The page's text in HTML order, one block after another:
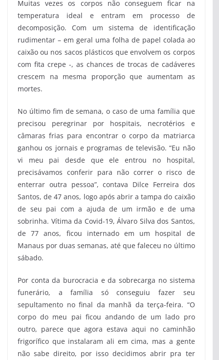
Muitas vezes os corpos não conseguem ficar na
temperatura ideal e entram em processo de
decomposição. Com um sistema de identificação
rudimentar – em geral uma folha de papel colada ao
caixão ou nos sacos plásticos que envolvem os corpos
com fita crepe -, as chances de trocas de cadáveres
crescem na mesma proporção que aumentam as
mortes.
No último fim de semana, o caso de uma família que
precisou peregrinar por hospitais, necrotérios e
câmaras frias para encontrar o corpo da matriarca
ganhou os jornais e programas de televisão. “Eu não
vi meu pai desde que ele entrou no hospital,
precisávamos conferir para não correr o risco de
enterrar outra pessoa”, contava Dilce Ferreira dos
Santos, de 47 anos, logo após abrir a tampa do caixão
de seu pai com a ajuda de um irmão e de uma
sobrinha. Vítima da Covid-19, Álvaro Silva dos Santos,
de 77 anos, ficou internado em um hospital de
Manaus por duas semanas, até que faleceu no último
sábado.
Por conta da burocracia e da sobrecarga no sistema
funerário, a família só conseguiu fazer seu
sepultamento no final da manhã da terça-feira. “O
corpo do meu pai ficou andando de um lado pro
outro, parece que agora estava aqui no caminhão
frigorífico que instalaram ali em cima, mas a gente
não sabe direito, por isso decidimos abrir pra ter